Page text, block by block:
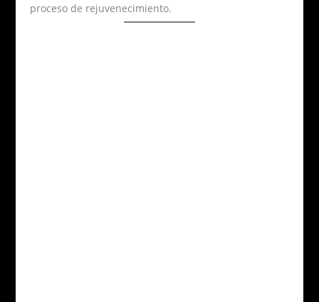
proceso de rejuvenecimiento.